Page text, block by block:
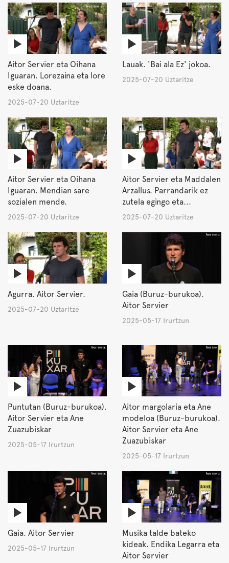
Aitor Servier eta Oihana
Iguaran. Lorezaina eta lore
eske doana.
2025-07-20 Uztaritze
Lauak. 'Bai ala Ez' jokoa.
2025-07-20 Uztaritze
Aitor Servier eta Oihana
Iguaran. Mendian sare
sozialen mende.
2025-07-20 Uztaritze
Aitor Servier eta Maddalen
Arzallus. Parrandarik ez
zutela egingo eta...
2025-07-20 Uztaritze
Agurra. Aitor Servier.
2025-07-20 Uztaritze
Gaia (Buruz-burukoa).
Aitor Servier
2025-05-17 Irurtzun
Puntutan (Buruz-burukoa).
Aitor Servier eta Ane
Zuazubiskar
2025-05-17 Irurtzun
Aitor margolaria eta Ane
modeloa (Buruz-burukoa).
Aitor Servier eta Ane
Zuazubiskar
2025-05-17 Irurtzun
Gaia. Aitor Servier
2025-05-17 Irurtzun
Musika talde bateko
kideak. Endika Legarra eta
Aitor Servier